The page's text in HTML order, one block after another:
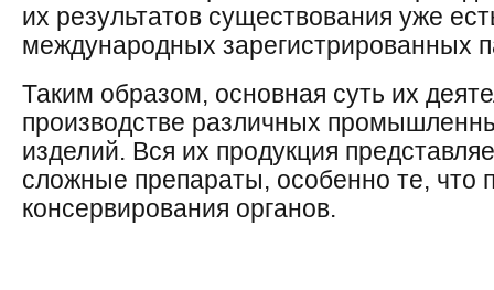
их результатов существования уже
международных зарегистрированных
Таким образом, основная суть их
производстве различных
изделий. Вся их продукция
сложные препараты, особенно те, что
консервирования органов.